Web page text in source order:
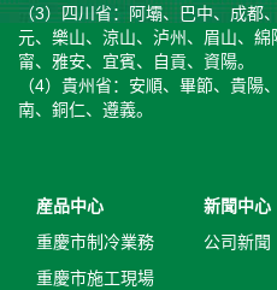
（3）四川省：阿壩、巴中、成都
元、樂山、涼山、泸州、眉山、
甯、雅安、宜賓、自貢、資陽。
（4）貴州省：安順、畢節、貴陽
南、銅仁、遵義。
産品中心
重慶市制冷業務
重慶市施工現場
新聞中心
公司新聞